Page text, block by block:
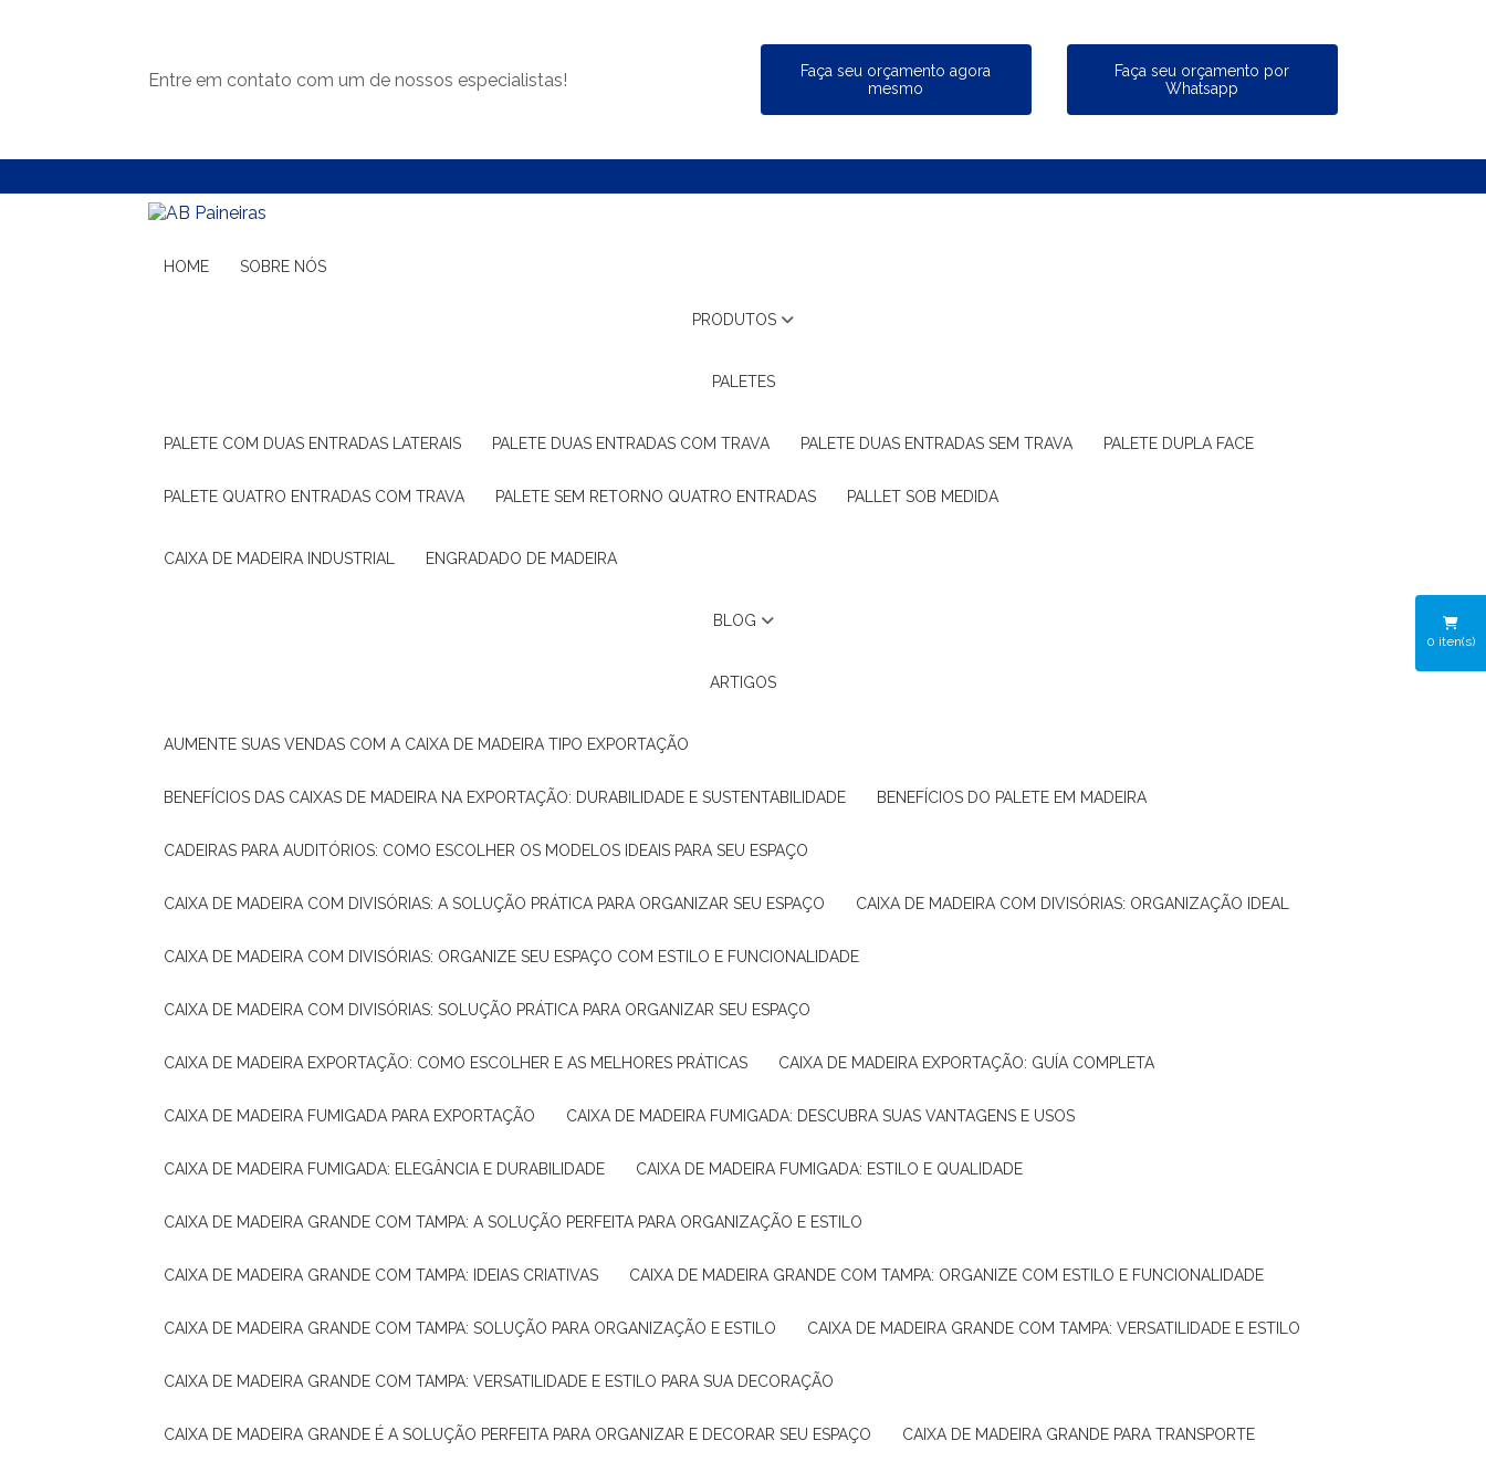
Entre em contato com um de nossos especialistas!
Faça seu orçamento agora
mesmo
Faça seu orçamento por
Whatsapp
HOME SOBRE NÓS
PRODUTOS
PALETES
PALETE COM DUAS ENTRADAS LATERAIS PALETE DUAS ENTRADAS COM TRAVA PALETE DUAS ENTRADAS SEM TRAVA PALETE DUPLA FACE
PALETE QUATRO ENTRADAS COM TRAVA PALETE SEM RETORNO QUATRO ENTRADAS PALLET SOB MEDIDA
CAIXA DE MADEIRA INDUSTRIAL ENGRADADO DE MADEIRA
BLOG
ARTIGOS
AUMENTE SUAS VENDAS COM A CAIXA DE MADEIRA TIPO EXPORTAÇÃO
BENEFÍCIOS DAS CAIXAS DE MADEIRA NA EXPORTAÇÃO: DURABILIDADE E SUSTENTABILIDADE BENEFÍCIOS DO PALETE EM MADEIRA
CADEIRAS PARA AUDITÓRIOS: COMO ESCOLHER OS MODELOS IDEAIS PARA SEU ESPAÇO
CAIXA DE MADEIRA COM DIVISÓRIAS: A SOLUÇÃO PRÁTICA PARA ORGANIZAR SEU ESPAÇO CAIXA DE MADEIRA COM DIVISÓRIAS: ORGANIZAÇÃO IDEAL
CAIXA DE MADEIRA COM DIVISÓRIAS: ORGANIZE SEU ESPAÇO COM ESTILO E FUNCIONALIDADE
CAIXA DE MADEIRA COM DIVISÓRIAS: SOLUÇÃO PRÁTICA PARA ORGANIZAR SEU ESPAÇO
CAIXA DE MADEIRA EXPORTAÇÃO: COMO ESCOLHER E AS MELHORES PRÁTICAS CAIXA DE MADEIRA EXPORTAÇÃO: GUÍA COMPLETA
CAIXA DE MADEIRA FUMIGADA PARA EXPORTAÇÃO CAIXA DE MADEIRA FUMIGADA: DESCUBRA SUAS VANTAGENS E USOS
CAIXA DE MADEIRA FUMIGADA: ELEGÂNCIA E DURABILIDADE CAIXA DE MADEIRA FUMIGADA: ESTILO E QUALIDADE
CAIXA DE MADEIRA GRANDE COM TAMPA: A SOLUÇÃO PERFEITA PARA ORGANIZAÇÃO E ESTILO
CAIXA DE MADEIRA GRANDE COM TAMPA: IDEIAS CRIATIVAS CAIXA DE MADEIRA GRANDE COM TAMPA: ORGANIZE COM ESTILO E FUNCIONALIDADE
CAIXA DE MADEIRA GRANDE COM TAMPA: SOLUÇÃO PARA ORGANIZAÇÃO E ESTILO CAIXA DE MADEIRA GRANDE COM TAMPA: VERSATILIDADE E ESTILO
CAIXA DE MADEIRA GRANDE COM TAMPA: VERSATILIDADE E ESTILO PARA SUA DECORAÇÃO
CAIXA DE MADEIRA GRANDE É A SOLUÇÃO PERFEITA PARA ORGANIZAR E DECORAR SEU ESPAÇO CAIXA DE MADEIRA GRANDE PARA TRANSPORTE
0 iten(s)